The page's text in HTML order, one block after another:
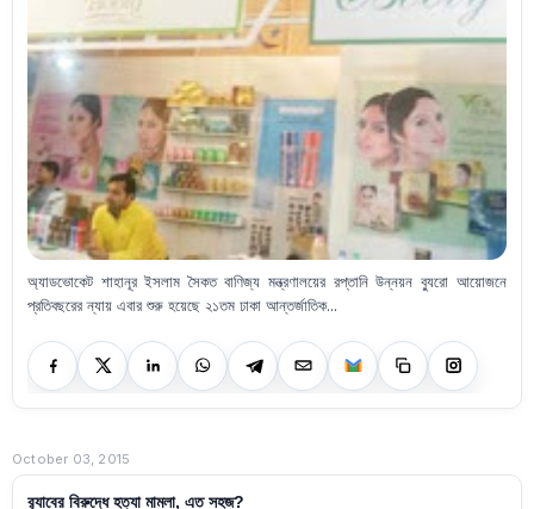
অ্যাডভোকেট শাহানূর ইসলাম সৈকত বাণিজ্য মন্ত্রণালয়ের রপ্তানি উন্নয়ন ব্যুরো আয়োজনে
প্রতিবছরের ন্যায় এবার শুরু হয়েছে ২১তম ঢাকা আন্তর্জাতিক...
October 03, 2015
র‍্যাবের বিরুদ্ধে হত্যা মামলা, এত সহজ?